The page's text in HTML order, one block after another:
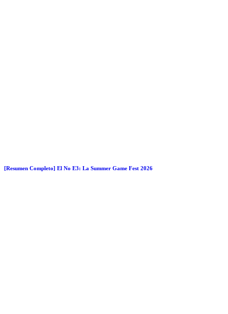
[Resumen Completo] El No E3: La Summer Game Fest 2026